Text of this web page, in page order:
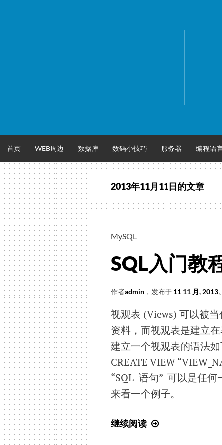
首页 WEB周边 数据库 数码小技巧 服务器 编程语
2013年11月11日的文章
MySQL
SQL入门教
作者admin ，发布于 11 11 月, 2013。
视观表 (Views) 可以被
资料，而视观表是建立
建立一个视观表的语法如
CREATE VIEW
“SQL 语句” 可以是任何
来看一个例子。
继续阅读